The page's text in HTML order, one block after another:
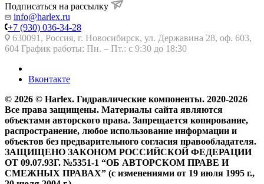
Подписаться на рассылку
info@harlex.ru
+7 (930) 036-34-28
630091, Россия, г. Новосибирск, ул. Державина 28, оф. 603,
604 График работы: Пн. – Пт.: с 9:30 до 18:30
Вконтакте
© 2026 © Harlex. Гидравлические компоненты. 2020-2026
Все права защищены. Материалы сайта являются
объектами авторского права. Запрещается копирование,
распространение, любое использование информации и
объектов без предварительного согласия правообладателя.
ЗАЩИЩЕНО ЗАКОНОМ РОССИЙСКОЙ ФЕДЕРАЦИИ
ОТ 09.07.93Г. №5351-1 “ОБ АВТОРСКОМ ПРАВЕ И
СМЕЖНЫХ ПРАВАХ” (с изменениями от 19 июля 1995 г.,